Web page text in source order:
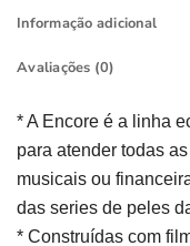
Informação adicional
Avaliações (0)
* A Encore é a linha
para atender todas
musicais ou
das series de peles
* Construídas com